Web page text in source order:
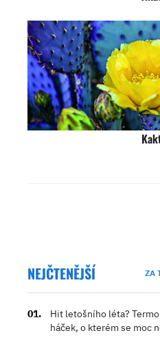
NEJČTENĚJŠÍ ZA
Hit letošního léta?
háček, o kterém se moc